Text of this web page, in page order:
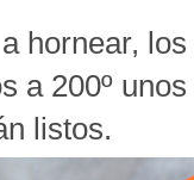
hornear,
a 200º
listos.